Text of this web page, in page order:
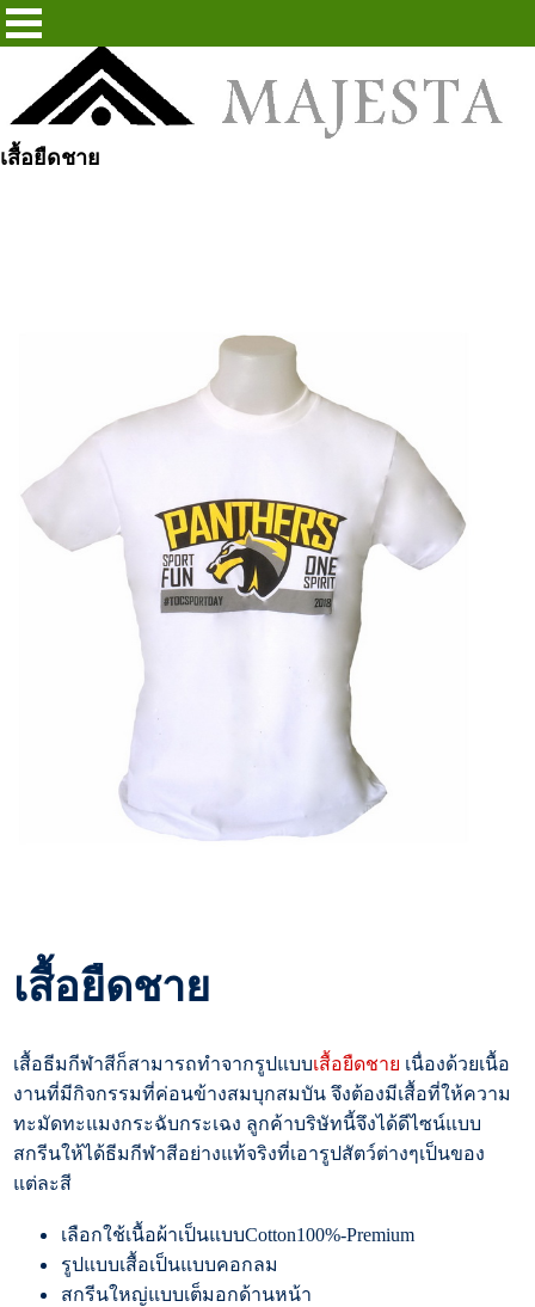
เสื้อยืดชาย
เสื้อยืดชาย
เสื้อธีมกีฬาสีก็สามารถทำจากรูปแบบเสื้อยืดชาย เนื่องด้วยเนื้อ
งานที่มีกิจกรรมที่ค่อนข้างสมบุกสมบัน จึงต้องมีเสื้อที่ให้ความ
ทะมัดทะแมงกระฉับกระเฉง ลูกค้าบริษัทนี้จึงได้ดีไซน์แบบ
สกรีนให้ได้ธีมกีฬาสีอย่างแท้จริงที่เอารูปสัตว์ต่างๆเป็นของ
แต่ละสี
เลือกใช้เนื้อผ้าเป็นแบบCotton100%-Premium
รูปแบบเสื้อเป็นแบบคอกลม
สกรีนใหญ่แบบเต็มอกด้านหน้า